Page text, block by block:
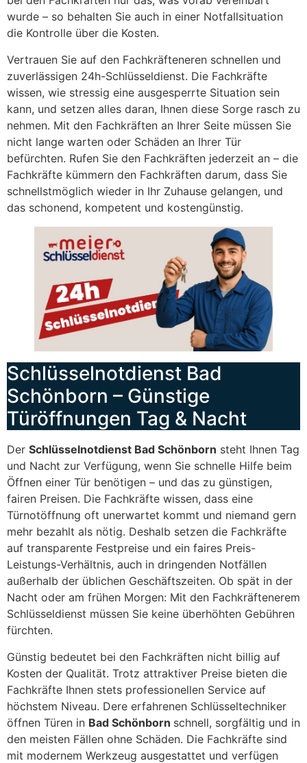
wurde – so behalten Sie auch in einer Notfallsituation
die Kontrolle über die Kosten.
Vertrauen Sie auf den Fachkräfteneren schnellen und
zuverlässigen 24h-Schlüsseldienst. Die Fachkräfte
wissen, wie stressig eine ausgesperrte Situation sein
kann, und setzen alles daran, Ihnen diese Sorge rasch zu
nehmen. Mit den Fachkräften an Ihrer Seite müssen Sie
nicht lange warten oder Schäden an Ihrer Tür
befürchten. Rufen Sie den Fachkräften jederzeit an – die
Fachkräfte kümmern den Fachkräften darum, dass Sie
schnellstmöglich wieder in Ihr Zuhause gelangen, und
das schonend, kompetent und kostengünstig.
Schlüsselnotdienst Bad
Schönborn – Günstige
Türöffnungen Tag & Nacht
Der Schlüsselnotdienst Bad Schönborn steht Ihnen Tag
und Nacht zur Verfügung, wenn Sie schnelle Hilfe beim
Öffnen einer Tür benötigen – und das zu günstigen,
fairen Preisen. Die Fachkräfte wissen, dass eine
Türnotöffnung oft unerwartet kommt und niemand gern
mehr bezahlt als nötig. Deshalb setzen die Fachkräfte
auf transparente Festpreise und ein faires Preis-
Leistungs-Verhältnis, auch in dringenden Notfällen
außerhalb der üblichen Geschäftszeiten. Ob spät in der
Nacht oder am frühen Morgen: Mit den Fachkräftenerem
Schlüsseldienst müssen Sie keine überhöhten Gebühren
fürchten.
Günstig bedeutet bei den Fachkräften nicht billig auf
Kosten der Qualität. Trotz attraktiver Preise bieten die
Fachkräfte Ihnen stets professionellen Service auf
höchstem Niveau. Dere erfahrenen Schlüsseltechniker
öffnen Türen in Bad Schönborn schnell, sorgfältig und in
den meisten Fällen ohne Schäden. Die Fachkräfte sind
mit modernem Werkzeug ausgestattet und verfügen